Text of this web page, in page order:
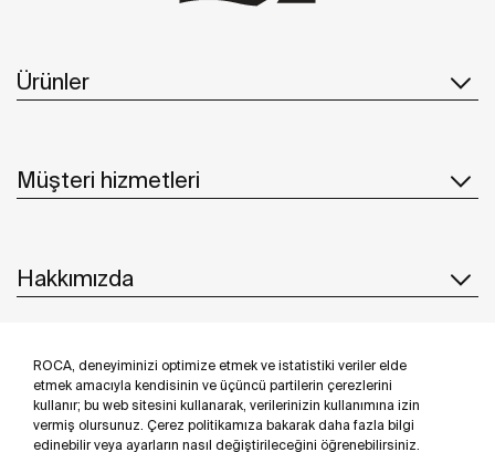
ROCA, deneyiminizi optimize etmek ve istatistiki veriler elde
etmek amacıyla kendisinin ve üçüncü partilerin çerezlerini
kullanır; bu web sitesini kullanarak, verilerinizin kullanımına izin
vermiş olursunuz. Çerez politikamıza bakarak daha fazla bilgi
edinebilir veya ayarların nasıl değiştirileceğini öğrenebilirsiniz.
Ürünler
Müşteri hizmetleri
Hakkımızda
İlham & Fikirler
Bizi takip edin